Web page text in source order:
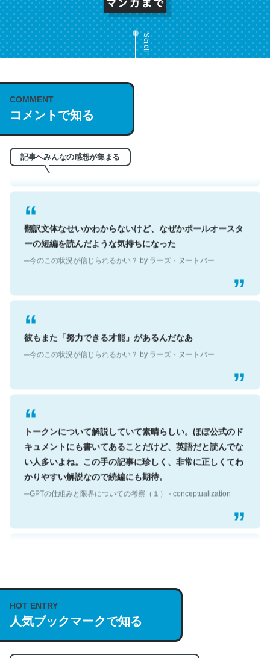
Scroll
COMMENT
コメントで知る
記事へみんなの感想が集まる
これは名文。彼はとてもクレバーなんだろうなと凄く思
う。英語少しでも読める人は原文もお勧め。自分はこの流
れ好き。Let’s Fucking Go. Then Covid hit. Shit.
─今のこの状況が信じられるかい？ by ラーズ・ヌートバー
翻訳文体なせいかわからないけど、なぜかポールオースタ
ーの短編を読んだような気持ちになった
─今のこの状況が信じられるかい？ by ラーズ・ヌートバー
彼もまた「努力できる才能」があるんだなあ
─今のこの状況が信じられるかい？ by ラーズ・ヌートバー
トークンについて解説していて素晴らしい。ほぼ公式のド
キュメントにも書いてあることだけど、英語だと読んでな
い人多いよね。この手の記事に珍しく、非常に正しくてわ
かりやすい解説なので続編にも期待。
─GPTの仕組みと限界についての考察（１） - conceptualization
https://isobe324649.hatenablog.com/entry/2023/03/27
/064121
─GPTの仕組みと限界についての考察（１） - conceptualization
HOT ENTRY
人気ブックマークで知る